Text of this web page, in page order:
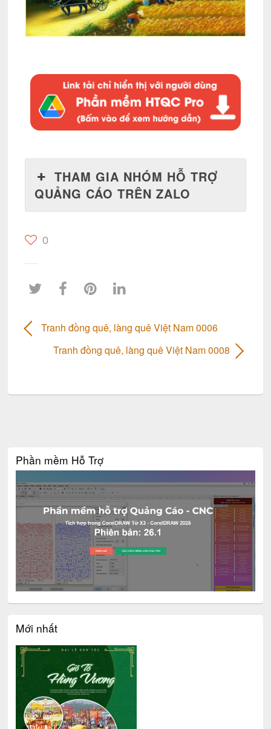
THAM GIA NHÓM HỖ TRỢ
QUẢNG CÁO TRÊN ZALO
0
Tranh đồng quê, làng quê Việt Nam 0006
Tranh đồng quê, làng quê Việt Nam 0008
Phần mềm Hỗ Trợ
Mới nhất